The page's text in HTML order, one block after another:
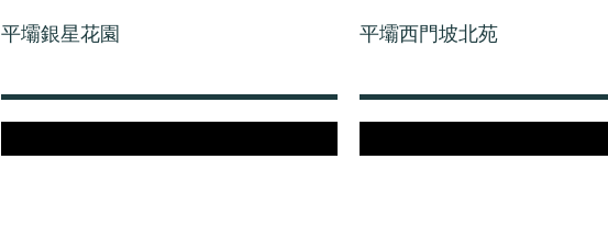
平壩銀星花園 平壩西門坡北苑